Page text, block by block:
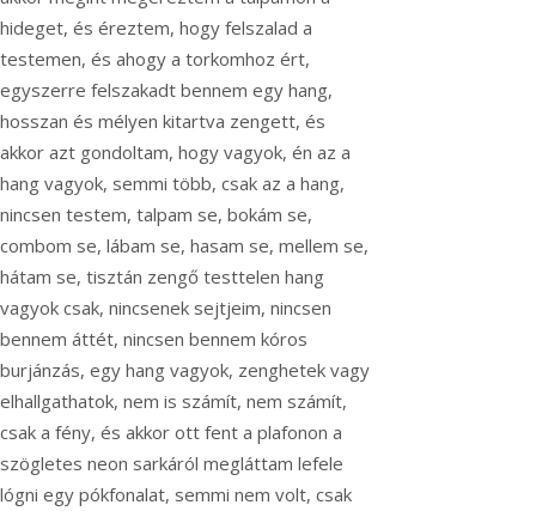
hideget, és éreztem, hogy felszalad a
testemen, és ahogy a torkomhoz ért,
egyszerre felszakadt bennem egy hang,
hosszan és mélyen kitartva zengett, és
akkor azt gondoltam, hogy vagyok, én az a
hang vagyok, semmi több, csak az a hang,
nincsen testem, talpam se, bokám se,
combom se, lábam se, hasam se, mellem se,
hátam se, tisztán zengő testtelen hang
vagyok csak, nincsenek sejtjeim, nincsen
bennem áttét, nincsen bennem kóros
burjánzás, egy hang vagyok, zenghetek vagy
elhallgathatok, nem is számít, nem számít,
csak a fény, és akkor ott fent a plafonon a
szögletes neon sarkáról megláttam lefele
lógni egy pókfonalat, semmi nem volt, csak